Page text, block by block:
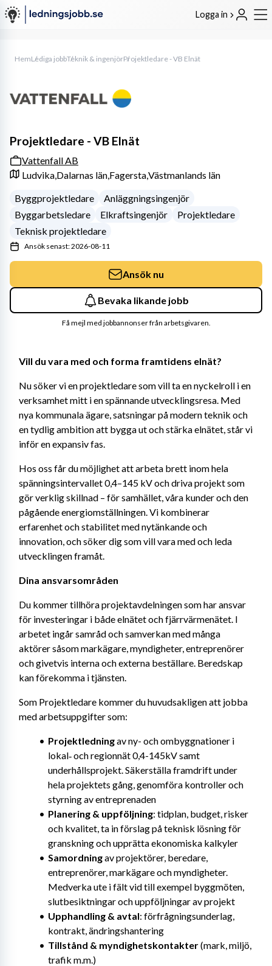
Logga in
HemLediga jobbTeknik & ingenjörProjektledare - VB Elnät
Vill du vara med och forma framtidens elnät?
Nu söker vi en projektledare som vill ta en nyckelroll i en
verksamhet mitt i en spännande utvecklingsresa. Med
nya kommunala ägare, satsningar på modern teknik och
en tydlig ambition att bygga ut och stärka elnätet, står vi
inför en expansiv fas.
Hos oss får du möjlighet att arbeta brett inom hela
spänningsintervallet 0,4–145 kV och driva projekt som
gör verklig skillnad – för samhället, våra kunder och den
pågående energiomställningen. Vi kombinerar
erfarenhet och stabilitet med nytänkande och
innovation, och söker dig som vill vara med och leda
utvecklingen framåt.
Dina ansvarsområden
Du kommer tillhöra projektavdelningen som har ansvar
för investeringar i både elnätet och fjärrvärmenätet. I
arbetet ingår samråd och samverkan med många
aktörer såsom markägare, myndigheter, entreprenörer
och givetvis interna och externa beställare. Beredskap
kan förekomma i tjänsten.
Som Projektledare kommer du huvudsakligen att jobba
med arbetsuppgifter som:
Projektledning av ny- och ombyggnationer i
lokal‑ och regionnät 0,4-145kV samt
underhållsprojekt. Säkerställa framdrift under
hela projektets gång, genomföra kontroller och
styrning av entreprenaden
Planering & uppföljning: tidplan, budget, risker
och kvalitet, ta in förslag på teknisk lösning för
granskning och upprätta ekonomiska kalkyler
Samordning av projektörer, beredare,
entreprenörer, markägare och myndigheter.
Medverka ute i fält vid till exempel byggmöten,
slutbesiktningar och uppföljningar av projekt
Upphandling & avtal: förfrågningsunderlag,
kontrakt, ändringshantering
Tillstånd & myndighetskontakter (mark, miljö,
trafik m.m.)
Projektledare - VB Elnät
Vattenfall AB
Ludvika,Dalarnas län,Fagersta,Västmanlands län
Byggprojektledare
Anläggningsingenjör
Byggarbetsledare
Elkraftsingenjör
Projektledare
Teknisk projektledare
Ansök senast: 2026-08-11
Ansök nu
Bevaka likande jobb
Få mejl med jobbannonser från arbetsgivaren.